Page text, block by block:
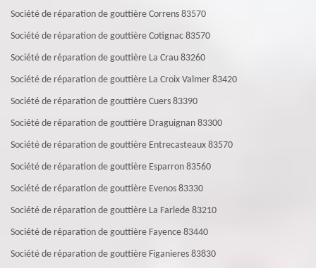
Société de réparation de gouttière Correns 83570
Société de réparation de gouttière Cotignac 83570
Société de réparation de gouttière La Crau 83260
Société de réparation de gouttière La Croix Valmer 83420
Société de réparation de gouttière Cuers 83390
Société de réparation de gouttière Draguignan 83300
Société de réparation de gouttière Entrecasteaux 83570
Société de réparation de gouttière Esparron 83560
Société de réparation de gouttière Evenos 83330
Société de réparation de gouttière La Farlede 83210
Société de réparation de gouttière Fayence 83440
Société de réparation de gouttière Figanieres 83830